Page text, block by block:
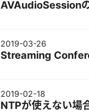
AVAudioSession
2019-03-26
Streaming
2019-02-18
NTPが使えない場